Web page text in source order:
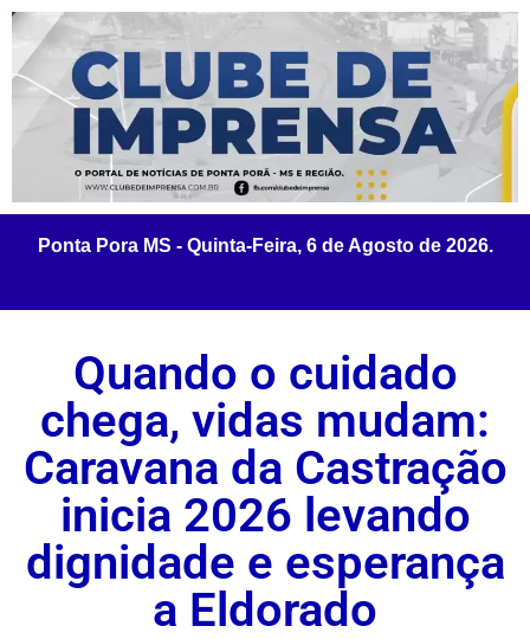
Quando o cuidado
chega, vidas mudam:
Caravana da Castração
inicia 2026 levando
dignidade e esperança
a Eldorado